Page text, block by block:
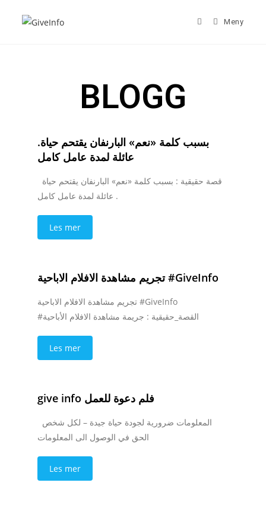
Meny
BLOGG
.بسبب كلمة «نعم» البارنفان يقتحم حياة
عائلة لمدة عامل كامل
عائلة لمدة عامل كامل .
Les mer
تجريم مشاهدة الافلام الاباحية #GiveInfo
تجريم مشاهدة الافلام الاباحية #GiveInfo
#القصة_حقيقية : جريمة مشاهدة الافلام الأباحية
Les mer
give info فلم دعوة للعمل
الحق في الوصول الى المعلومات
Les mer